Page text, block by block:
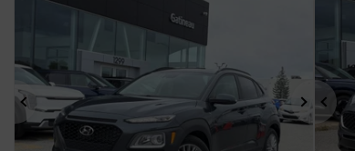
Suivant
Précédent